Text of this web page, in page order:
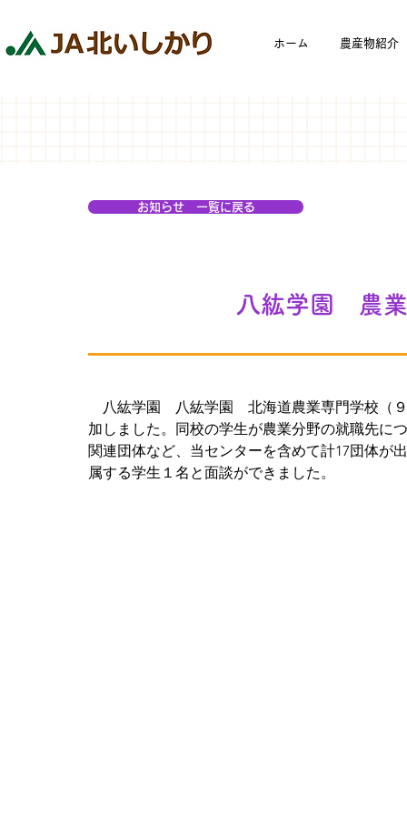
ホーム 農産物紹介
お知らせ 一覧に戻る
八紘学園 農業
八紘学園　八紘学園　北海道農業専門学校（
加しました。同校の学生が農業分野の就職先に
関連団体など、当センターを含めて計17団体が
属する学生１名と面談ができました。